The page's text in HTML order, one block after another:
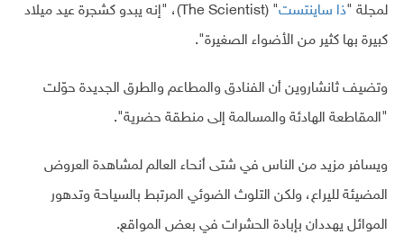
لمجلة "ذا ساينتست
" (The Scientist)، "إنه يبدو كشجرة عيد ميلاد
كبيرة بها كثير من الأضواء الصغيرة".
وتضيف ثانشاروين أن الفنادق والمطاعم والطرق الجديدة حوّلت
"المقاطعة الهادئة والمسالمة إلى منطقة حضرية".
ويسافر مزيد من الناس في شتى أنحاء العالم لمشاهدة العروض
المضيئة لليراع، ولكن التلوث الضوئي المرتبط بالسياحة وتدهور
الموائل يهددان بإبادة الحشرات في بعض المواقع.